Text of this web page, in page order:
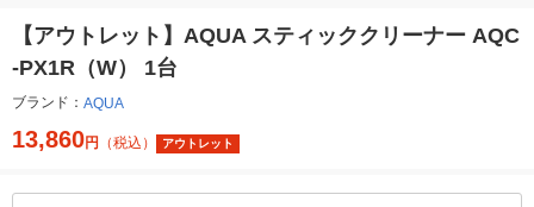
【アウトレット】AQUA スティッククリーナー AQC
-PX1R（W） 1台
ブランド： AQUA
13,860円 （税込） アウトレット